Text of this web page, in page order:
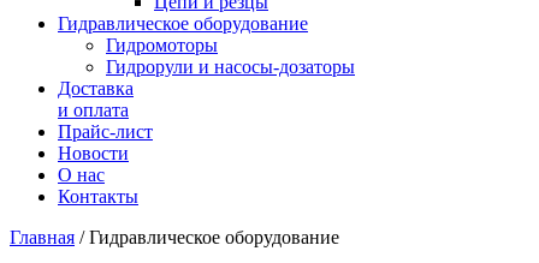
Гидравлическое оборудование
Гидромоторы
Гидрорули и насосы-дозаторы
Доставка
и оплата
Прайс-лист
Новости
О нас
Контакты
Главная / Гидравлическое оборудование